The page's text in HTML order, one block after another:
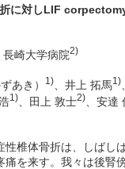
に対しLIF
長崎大学病院2)
あき） 1) 、井上 拓馬1)
1) 、田上 敦士2) 、安達
性椎体骨折は、しばし
痛を来す。我々は後腎